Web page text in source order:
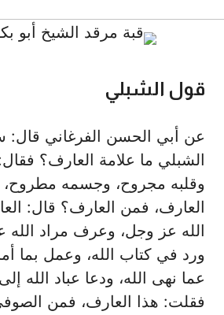
قول الشبلي
عن أبي الحسن الفرغاني قال:
الشبلي ما علامة العارف؟
وقلبه مجروح، وجسمه
العارف، فمن العارف؟ قال:
الله عز وجل، وعرف مراد
ورد في كتاب الله، وعمل بما
عما نهى الله، ودعا عباد الله
فقلت: هذا العارف، فمن